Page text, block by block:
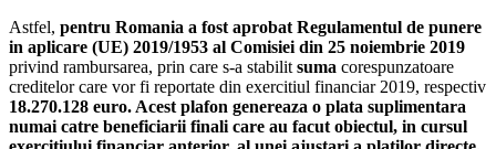
Astfel, pentru Romania a fost aprobat Regulamentul de punere
in aplicare (UE) 2019/1953 al Comisiei din 25 noiembrie 2019
privind rambursarea, prin care s-a stabilit suma corespunzatoare
creditelor care vor fi reportate din exercitiul financiar 2019, respectiv
18.270.128 euro. Acest plafon genereaza o plata suplimentara
numai catre beneficiarii finali care au facut obiectul, in cursul